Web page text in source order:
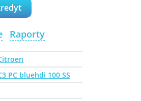
Raporty
PC bluehdi 100 SS